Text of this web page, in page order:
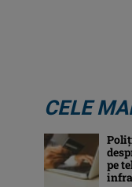
CELE
pe